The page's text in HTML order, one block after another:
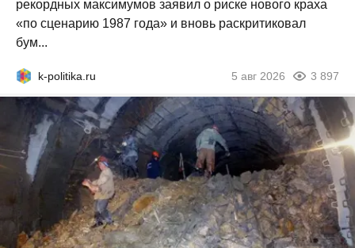
рекордных максимумов заявил о риске нового краха
«по сценарию 1987 года» и вновь раскритиковал
бум...
k-politika.ru 5 авг 2026 3 897